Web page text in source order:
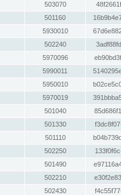
503070
501160
5930010
502240
5970096
5990011
5950010
5970019
501040
501330
501110
502250
501490
502210
502430